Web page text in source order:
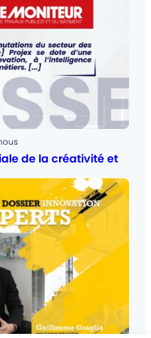
de la créativité et